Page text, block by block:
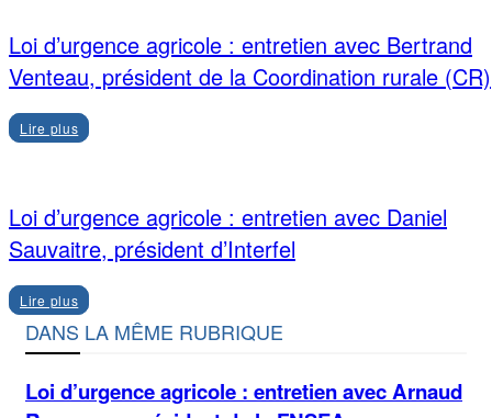
Loi d’urgence agricole : entretien avec Bertrand
Venteau, président de la Coordination rurale (CR)
Lire plus
Loi d’urgence agricole : entretien avec Daniel
Sauvaitre, président d’Interfel
Lire plus
DANS LA MÊME RUBRIQUE
Loi d’urgence agricole : entretien avec Arnaud